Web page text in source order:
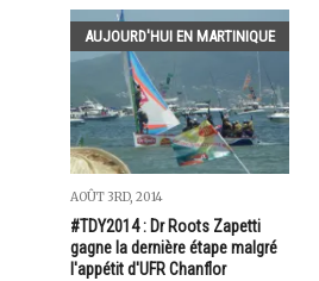
AUJOURD'HUI EN MARTINIQUE
AOÛT 3RD, 2014
#TDY2014 : Dr Roots Zapetti
gagne la dernière étape malgré
l'appétit d'UFR Chanflor